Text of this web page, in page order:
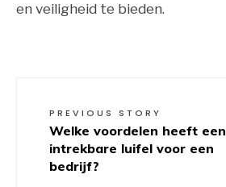
en veiligheid te bieden.
PREVIOUS STORY
Welke voordelen heeft een
intrekbare luifel voor een
bedrijf?